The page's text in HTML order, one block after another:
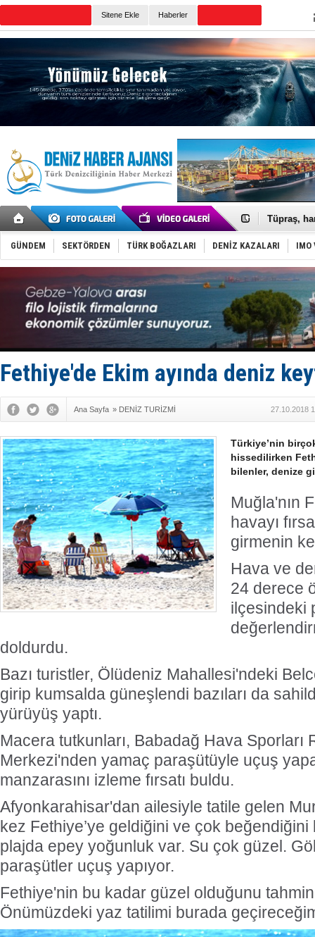
Sitene Ekle Haberler
Anadolu
Tüpraş,
İTU AUV,
LNG
PROYAD,
Türkiye-
Türk
Deniz
DÖDER,
Fairline,
Baltık
Runit
Türk
GÜNDEM SEKTÖRDEN TÜRK BOĞAZLARI DENİZ KAZALARI IMO
Fethiye'de Ekim ayında deniz
Ana Sayfa » DENİZ TURİZMİ 27.10.2018
Türkiye’nin
hissedilirken
bilenler, denize
Muğla'nın
havayı
girmenin
Hava ve
24 derece
ilçesindeki
doldurdu.
Bazı turistler, Ölüdeniz Mahallesi'ndeki
girip kumsalda güneşlendi bazıları da
yürüyüş yaptı.
Macera tutkunları, Babadağ Hava Sporları
Merkezi'nden yamaç paraşütüyle uçuş
manzarasını izleme fırsatı buldu.
Afyonkarahisar'dan ailesiyle tatile gelen
kez Fethiye’ye geldiğini ve çok
plajda epey yoğunluk var. Su çok güzel.
paraşütler uçuş yapıyor.
Fethiye'nin bu kadar güzel olduğunu
Önümüzdeki yaz tatilimi burada